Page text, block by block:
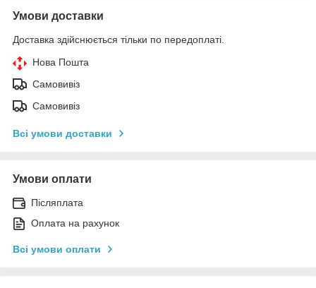
Умови доставки
Доставка здійснюється тільки по передоплаті.
Нова Пошта
Самовивіз
Самовивіз
Всі умови доставки
Умови оплати
Післяплата
Оплата на рахунок
Всі умови оплати